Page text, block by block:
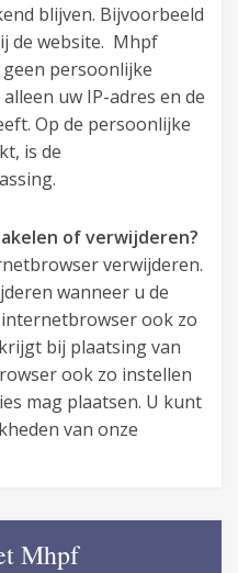
blijven. Bijvoorbeeld
de website. Mhpf
persoonlijke
uw IP-adres en de
Op de persoonlijke
is de
of verwijderen?
verwijderen.
wanneer u de
ook zo
bij plaatsing van
ook zo instellen
mag plaatsen. U kunt
van onze
Mhpf